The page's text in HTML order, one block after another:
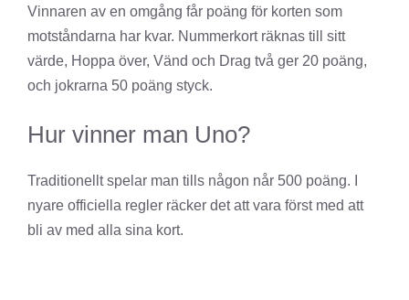
Vinnaren av en omgång får poäng för korten som
motståndarna har kvar. Nummerkort räknas till sitt
värde, Hoppa över, Vänd och Drag två ger 20 poäng,
och jokrarna 50 poäng styck.
Hur vinner man Uno?
Traditionellt spelar man tills någon når 500 poäng. I
nyare officiella regler räcker det att vara först med att
bli av med alla sina kort.